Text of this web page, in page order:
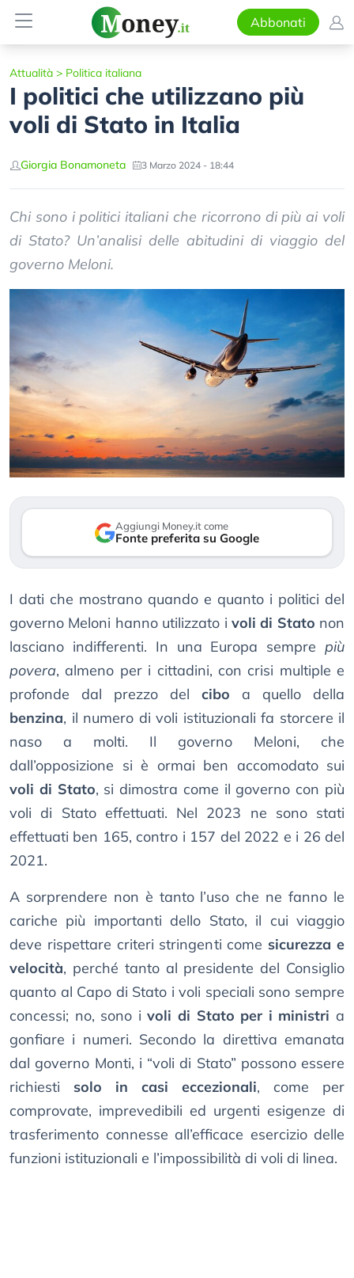
Abbonati
Attualità > Politica italiana
I politici che utilizzano più
voli di Stato in Italia
Giorgia Bonamoneta 3 Marzo 2024 - 18:44
Chi sono i politici italiani che ricorrono di più ai voli
di Stato? Un’analisi delle abitudini di viaggio del
governo Meloni.
Aggiungi Money.it come
Fonte preferita su Google
I dati che mostrano quando e quanto i politici del
governo Meloni hanno utilizzato i voli di Stato non
lasciano indifferenti. In una Europa sempre più
povera, almeno per i cittadini, con crisi multiple e
profonde dal prezzo del cibo a quello della
benzina, il numero di voli istituzionali fa storcere il
naso a molti. Il governo Meloni, che
dall’opposizione si è ormai ben accomodato sui
voli di Stato, si dimostra come il governo con più
voli di Stato effettuati. Nel 2023 ne sono stati
effettuati ben 165, contro i 157 del 2022 e i 26 del
2021.
A sorprendere non è tanto l’uso che ne fanno le
cariche più importanti dello Stato, il cui viaggio
deve rispettare criteri stringenti come sicurezza e
velocità, perché tanto al presidente del Consiglio
quanto al Capo di Stato i voli speciali sono sempre
concessi; no, sono ivoli di Stato per i ministri a
gonfiare i numeri. Secondo la direttiva emanata
dal governo Monti, i “voli di Stato” possono essere
richiesti solo in casi eccezionali, come per
comprovate, imprevedibili ed urgenti esigenze di
trasferimento connesse all’efficace esercizio delle
funzioni istituzionali e l’impossibilità di voli di linea.